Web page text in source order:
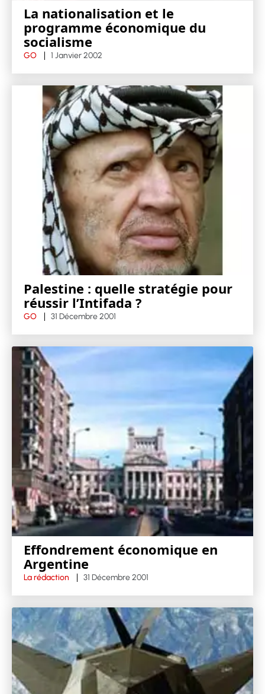
La nationalisation et le
programme économique du
socialisme
GO 1 Janvier 2002
Palestine : quelle stratégie pour
réussir l’Intifada ?
GO 31 Décembre 2001
Effondrement économique en
Argentine
La rédaction 31 Décembre 2001